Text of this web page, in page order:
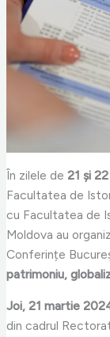
În zilele de21 și
Facultatea de
cu Facultatea de
Moldova au
Conferințe
patrimoniu,
Joi, 21 martie
din cadrul